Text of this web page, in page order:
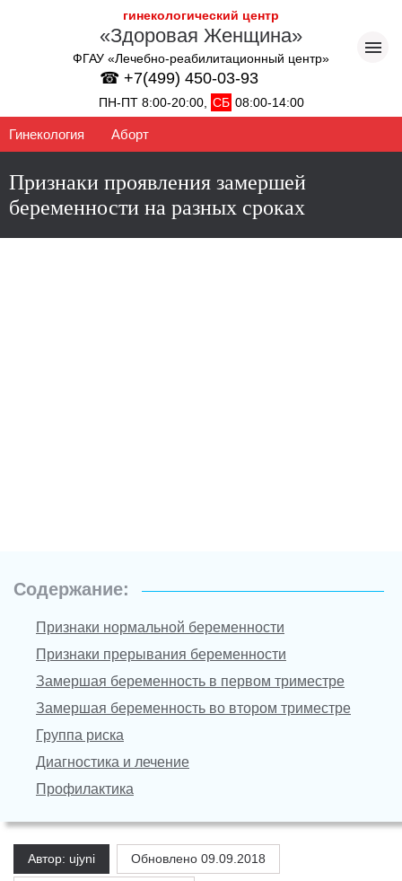
гинекологический центр
«Здоровая Женщина»
ФГАУ «Лечебно-реабилитационный центр»
☎ +7(499) 450-03-93
ПН-ПТ 8:00-20:00, СБ 08:00-14:00
Гинекология Аборт
Признаки проявления замершей
беременности на разных сроках
Содержание:
Признаки нормальной беременности
Признаки прерывания беременности
Замершая беременность в первом триместре
Замершая беременность во втором триместре
Группа риска
Диагностика и лечение
Профилактика
Автор: ujyni Обновлено 09.09.2018